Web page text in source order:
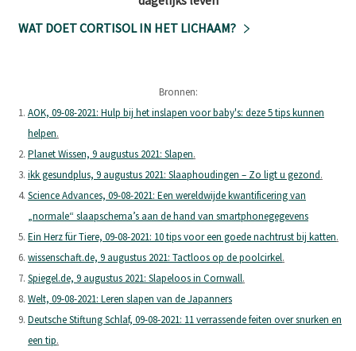
WAT DOET CORTISOL IN HET LICHAAM?
Bronnen:
A OK, 09-08-2021: Hulp bij het inslapen voor baby's: deze 5 tips kunnen
helpen.
Planet Wissen, 9 augustus 2021: Slapen.
ikk gesundplus, 9 augustus 2021: Slaaphoudingen – Zo ligt u gezond.
Science Advances, 09-08-2021: Een wereldwijde kwantificering van
„normale“ slaapschema’s aan de hand van smartphonegegevens
Ein Herz für Tiere, 09-08-2021: 10 tips voor een goede nachtrust bij katten.
wissenschaft.de, 9 augustus 2021: Tactloos op de poolcirkel.
Spiegel.de, 9 augustus 2021: Slapeloos in Cornwall.
Welt, 09-08-2021: Leren slapen van de Japanners
Deutsche Stiftung Schlaf, 09-08-2021: 11 verrassende feiten over snurken en
een tip.